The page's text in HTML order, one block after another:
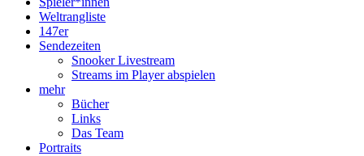
Weltrangliste
147er
Sendezeiten
Snooker Livestream
Streams im Player abspielen
mehr
Bücher
Links
Das Team
Portraits